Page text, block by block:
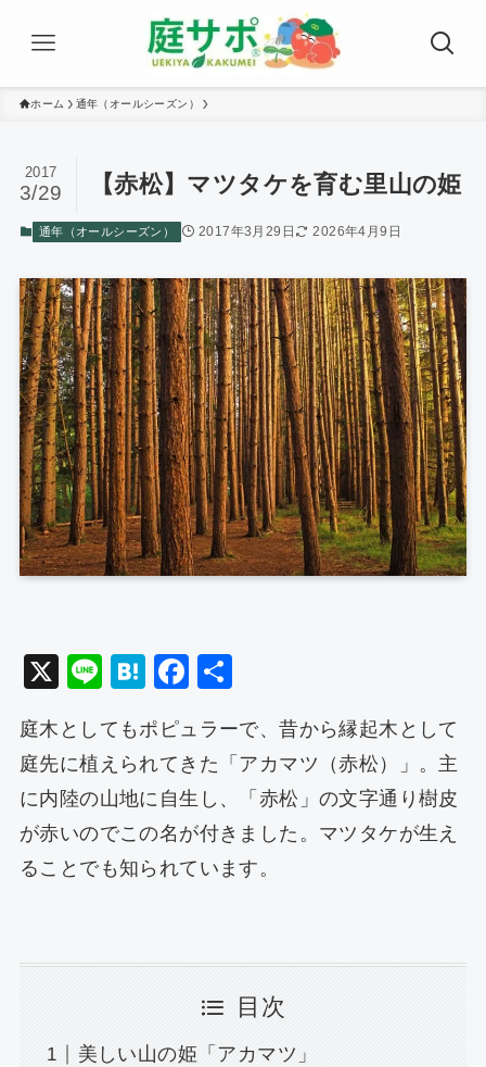
ホーム 通年（オールシーズン）
【赤松】マツタケを育む里山の姫
2017
3/29
通年（オールシーズン） 2017年3月29日 2026年4月9日
X Li
e
H
e
n
a
F
c
e
b
o
o
共
庭木としてもポピュラーで、昔から縁起木として
庭先に植えられてきた「アカマツ（赤松）」。主
に内陸の山地に自生し、「赤松」の文字通り樹皮
が赤いのでこの名が付きました。マツタケが生え
ることでも知られています。
目次
美しい山の姫「アカマツ」